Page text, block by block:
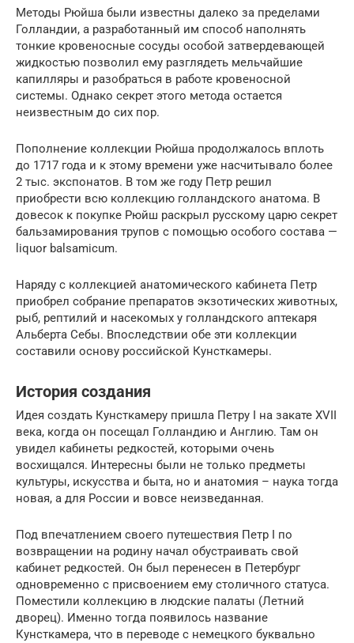
Методы Рюйша были известны далеко за пределами
Голландии, а разработанный им способ наполнять
тонкие кровеносные сосуды особой затвердевающей
жидкостью позволил ему разглядеть мельчайшие
капилляры и разобраться в работе кровеносной
системы. Однако секрет этого метода остается
неизвестным до сих пор.
Пополнение коллекции Рюйша продолжалось вплоть
до 1717 года и к этому времени уже насчитывало более
2 тыс. экспонатов. В том же году Петр решил
приобрести всю коллекцию голландского анатома. В
довесок к покупке Рюйш раскрыл русскому царю секрет
бальзамирования трупов с помощью особого состава —
liquor balsamicum.
Наряду с коллекцией анатомического кабинета Петр
приобрел собрание препаратов экзотических животных,
рыб, рептилий и насекомых у голландского аптекаря
Альберта Себы. Впоследствии обе эти коллекции
составили основу российской Кунсткамеры.
История создания
Идея создать Кунсткамеру пришла Петру I на закате XVII
века, когда он посещал Голландию и Англию. Там он
увидел кабинеты редкостей, которыми очень
восхищался. Интересны были не только предметы
культуры, искусства и быта, но и анатомия – наука тогда
новая, а для России и вовсе неизведанная.
Под впечатлением своего путешествия Петр I по
возвращении на родину начал обустраивать свой
кабинет редкостей. Он был перенесен в Петербург
одновременно с присвоением ему столичного статуса.
Поместили коллекцию в людские палаты (Летний
дворец). Именно тогда появилось название
Кунсткамера, что в переводе с немецкого буквально